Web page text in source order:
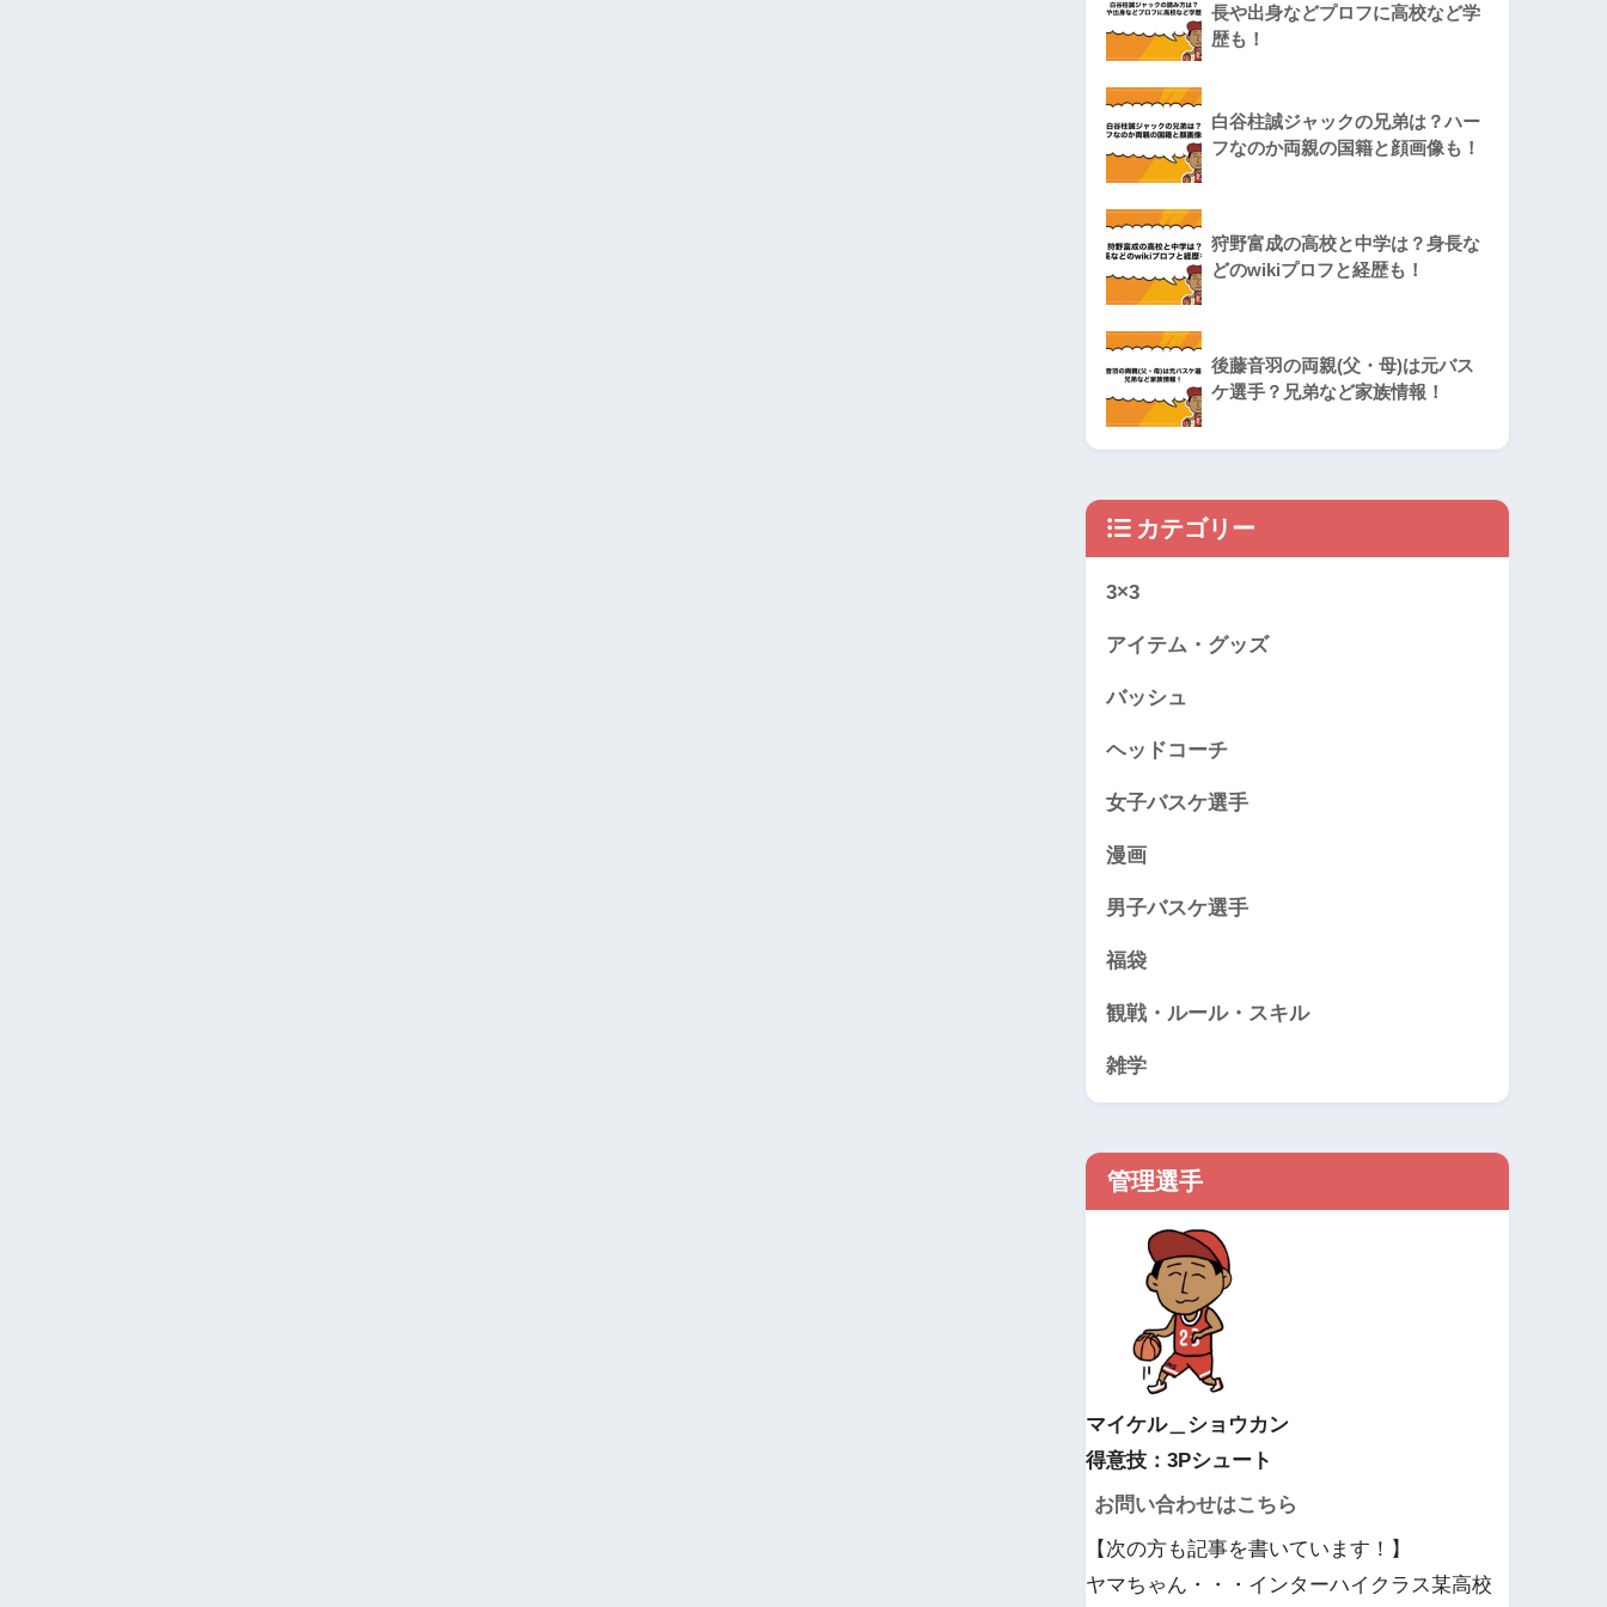
長や出身などプロフに高校など学
歴も！
白谷柱誠ジャックの兄弟は？ハー
フなのか両親の国籍と顔画像も！
狩野富成の高校と中学は？身長な
どのwikiプロフと経歴も！
後藤音羽の両親(父・母)は元バス
ケ選手？兄弟など家族情報！
カテゴリー
3×3
アイテム・グッズ
バッシュ
ヘッドコーチ
女子バスケ選手
漫画
男子バスケ選手
福袋
観戦・ルール・スキル
雑学
管理選手
マイケル＿ショウカン
得意技：3Pシュート
お問い合わせはこちら
【次の方も記事を書いています！】
ヤマちゃん・・・インターハイクラス某高校